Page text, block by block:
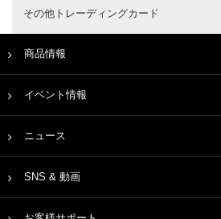
その他トレーディングカード
商品情報
イベント情報
ニュース
SNS & 動画